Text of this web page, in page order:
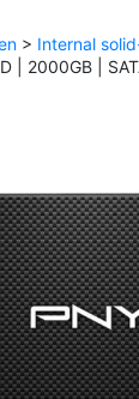
> Internal
| 2000GB |